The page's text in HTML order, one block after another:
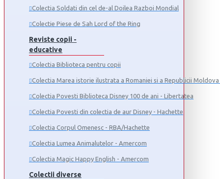
Colectia Soldati din cel de-al Doilea Razboi Mondial
Colectie Piese de Sah Lord of the Ring
Reviste copii -
educative
Colectia Biblioteca pentru copii
Colectia Marea istorie ilustrata a Romaniei si a Republicii
Colectia Povesti Biblioteca Disney 100 de ani - Libertatea
Colectia Povesti din colectia de aur Disney - Hachette
Colectia Corpul Omenesc - RBA/Hachette
Colectia Lumea Animalutelor - Amercom
Colectia Magic Happy English - Amercom
Colectii diverse